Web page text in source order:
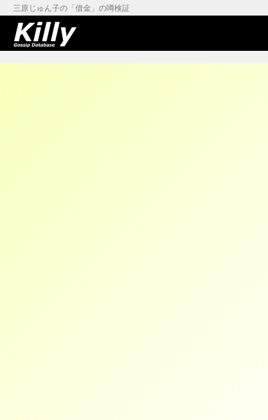
三原じゅん子の「借金」の噂検証